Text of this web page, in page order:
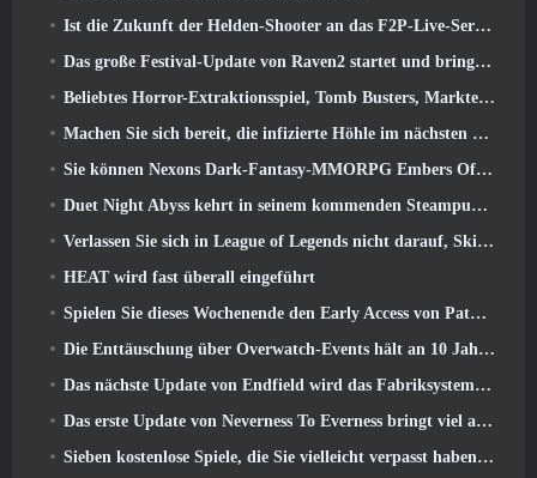
Ist die Zukunft der Helden-Shooter an das F2P-Live-Service-Modell gebunden??
Das große Festival-Update von Raven2 startet und bringt die neue Warlord-Klasse mit sich
Beliebtes Horror-Extraktionsspiel, Tomb Busters, Markteinführung im Westen
Machen Sie sich bereit, die infizierte Höhle im nächsten Update von Eterspire zu erkunden
Sie können Nexons Dark-Fantasy-MMORPG Embers Of The Uncrowned während des Steam Next Fest ausprobieren
Duet Night Abyss kehrt in seinem kommenden Steampunk-Update in den Frost von Icelake zurück
Verlassen Sie sich in League of Legends nicht darauf, Skins von Drittanbietern zu erhalten
HEAT wird fast überall eingeführt
Spielen Sie dieses Wochenende den Early Access von Path of Exile 2 kostenlos
Die Enttäuschung über Overwatch-Events hält an 10 Jahresjubiläum
Das nächste Update von Endfield wird das Fabriksystem verbessern
Das erste Update von Neverness To Everness bringt viel auf den Tisch
Sieben kostenlose Spiele, die Sie vielleicht verpasst haben und die Teil des Steam Ocean Fest sind